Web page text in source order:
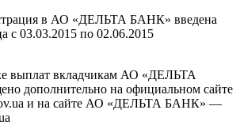
в АО «ДЕЛЬТА БАНК» введена
с 03.03.2015 по 02.06.2015
выплат вкладчикам АО «ДЕЛЬТА
дополнительно на официальном сайте
и на сайте АО «ДЕЛЬТА БАНК» —